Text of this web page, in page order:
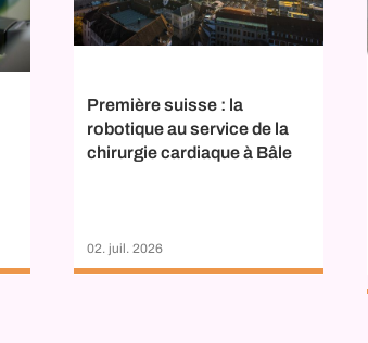
Première suisse : la
robotique au service de la
chirurgie cardiaque à Bâle
02. juil. 2026